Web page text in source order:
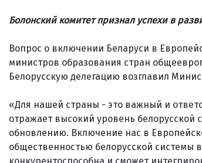
Болонский комитет признал успехи в
Вопрос о включении Беларуси в
министров образования стран
Белорусскую делегацию возглавил
«Для нашей страны - это важный и
отражает высокий уровень
обновлению. Включение нас в
общественностью белорусской системы